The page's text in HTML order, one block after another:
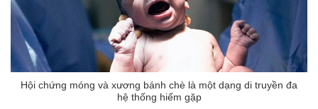
Hội chứng móng và xương bánh chè là một dạng di truyền đa
hệ thống hiếm gặp